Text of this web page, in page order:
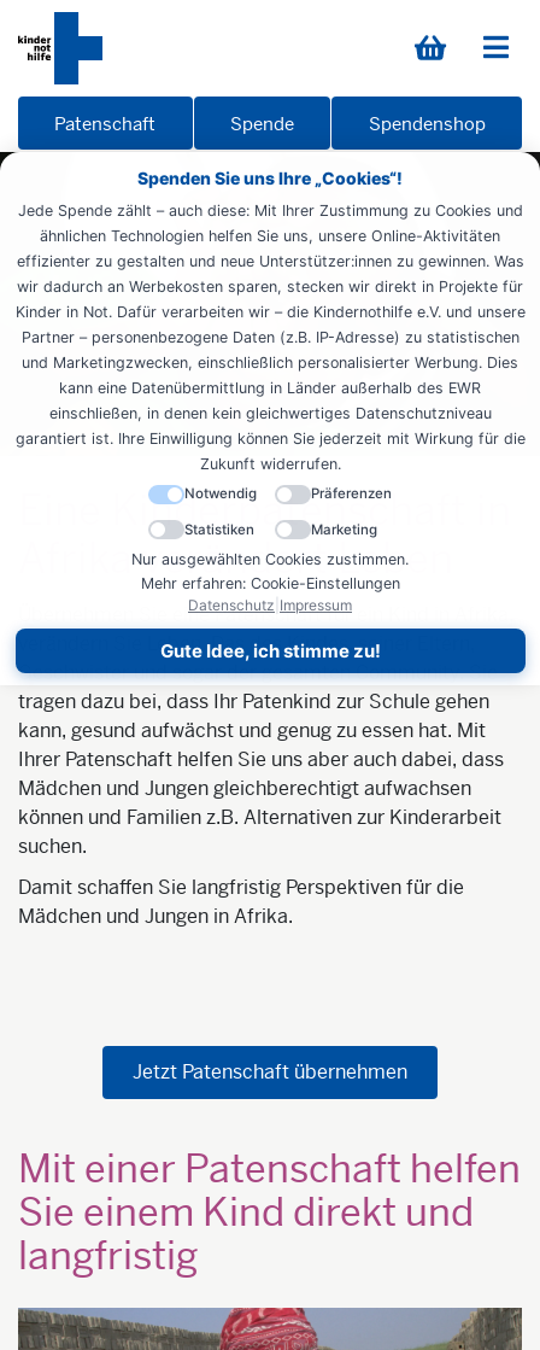
Spenden Sie uns Ihre „Cookies“!
Jede Spende zählt – auch diese: Mit Ihrer Zustimmung zu Cookies und
ähnlichen Technologien helfen Sie uns, unsere Online-Aktivitäten
effizienter zu gestalten und neue Unterstützer:innen zu gewinnen. Was
wir dadurch an Werbekosten sparen, stecken wir direkt in Projekte für
Kinder in Not. Dafür verarbeiten wir – die Kindernothilfe e.V. und unsere
Partner – personenbezogene Daten (z.B. IP-Adresse) zu statistischen
und Marketingzwecken, einschließlich personalisierter Werbung. Dies
kann eine Datenübermittlung in Länder außerhalb des EWR
einschließen, in denen kein gleichwertiges Datenschutzniveau
garantiert ist. Ihre Einwilligung können Sie jederzeit mit Wirkung für die
Zukunft widerrufen.
Notwendig Präferenzen
Statistiken Marketing
Nur ausgewählten Cookies zustimmen.
Mehr erfahren: Cookie-Einstellungen
Datenschutz Impressum
Gute Idee, ich stimme zu!
Patenschaft Spende Spendenshop
Eine Kinderpatenschaft in
Afrika verändert Leben
Übernehmen Sie eine Patenschaft für ein Kind in Afrika,
verändern Sie Leben. Das des Kindes, seiner Eltern,
Geschwister und sogar der gesamten Community. Sie
tragen dazu bei, dass Ihr Patenkind zur Schule gehen
kann, gesund aufwächst und genug zu essen hat. Mit
Ihrer Patenschaft helfen Sie uns aber auch dabei, dass
Mädchen und Jungen gleichberechtigt aufwachsen
können und Familien z.B. Alternativen zur Kinderarbeit
suchen.
Damit schaffen Sie langfristig Perspektiven für die
Mädchen und Jungen in Afrika.
Jetzt Patenschaft übernehmen
Mit einer Patenschaft helfen
Sie einem Kind direkt und
langfristig